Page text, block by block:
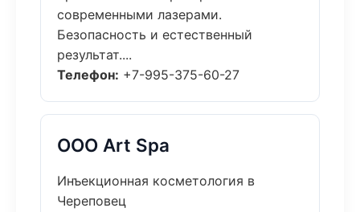
современными лазерами.
Безопасность и естественный
результат....
Телефон: +7-995-375-60-27
ООО Art Spa
Инъекционная косметология в
Череповец